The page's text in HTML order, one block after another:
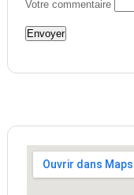
Votre commentaire